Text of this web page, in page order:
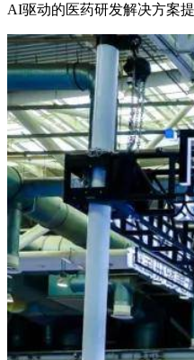
AI驱动的医药研发解决方案